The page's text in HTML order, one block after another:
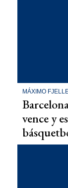
MÁXIMO
vence y